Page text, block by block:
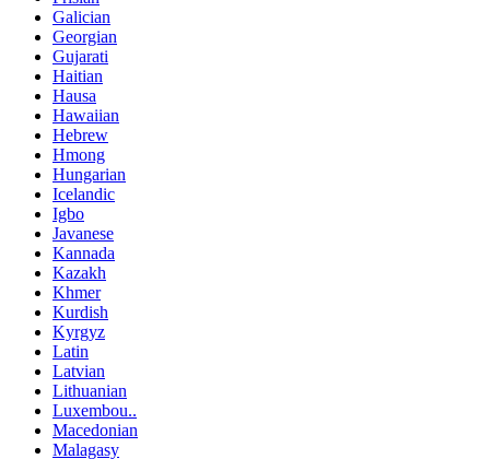
Galician
Georgian
Gujarati
Haitian
Hausa
Hawaiian
Hebrew
Hmong
Hungarian
Icelandic
Igbo
Javanese
Kannada
Kazakh
Khmer
Kurdish
Kyrgyz
Latin
Latvian
Lithuanian
Luxembou..
Macedonian
Malagasy